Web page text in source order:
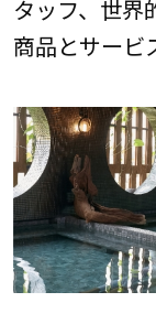
タッフ、世界
商品とサービ